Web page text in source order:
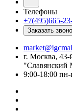
Телефоны
+7(495)665-
Заказать
г. Москва,
"Славянский
9:00-18:00 пн-